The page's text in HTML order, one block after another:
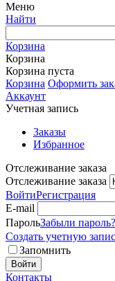
Меню
Найти
Корзина
Корзина
Корзина пуста
Корзина Оформить
Аккаунт
Учетная запись
Заказы
Избранное
Отслеживание заказа
Отслеживание заказа
ВойтиРегистрация
E-mail
ПарольЗабыли пароль?
Создать учетную
Запомнить
Войти
Контакты